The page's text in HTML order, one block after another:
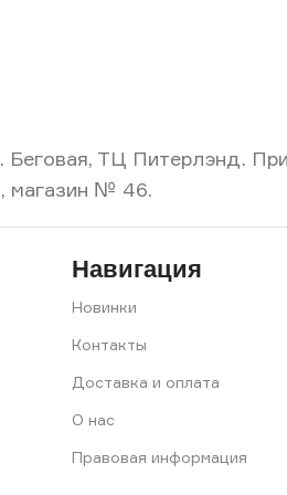
Беговая, ТЦ Питерлэнд.
магазин № 46.
Навигация
Новинки
Контакты
Доставка и оплата
О нас
Правовая информация